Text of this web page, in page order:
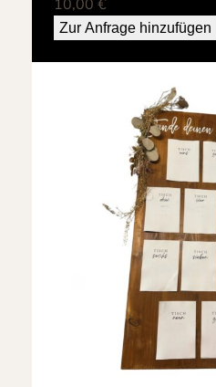
Zur Anfrage hinzufügen